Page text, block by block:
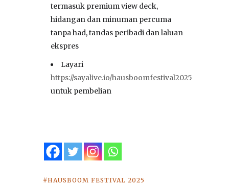
termasuk premium view deck,
hidangan dan minuman percuma
tanpa had, tandas peribadi dan laluan
ekspres
Layari
https://sayalive.io/hausboomfestival2025
untuk pembelian
HAUSBOOM FESTIVAL 2025